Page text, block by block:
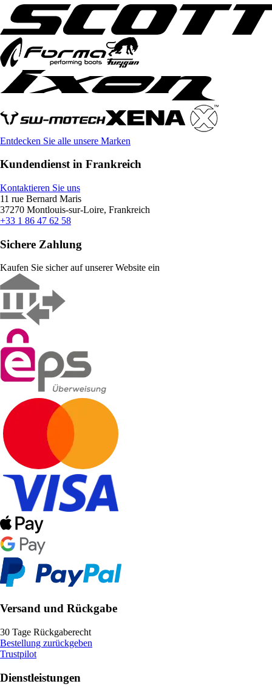
Entdecken Sie alle unsere Marken
Kundendienst in Frankreich
Kontaktieren Sie uns
11 rue Bernard Maris
37270 Montlouis-sur-Loire, Frankreich
+33 1 86 47 62 58
Sichere Zahlung
Kaufen Sie sicher auf unserer Website ein
Versand und Rückgabe
30 Tage Rückgaberecht
Bestellung zurückgeben
Trustpilot
Dienstleistungen